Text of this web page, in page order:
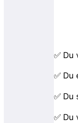
✅ Du
✅
✅ Du
✅